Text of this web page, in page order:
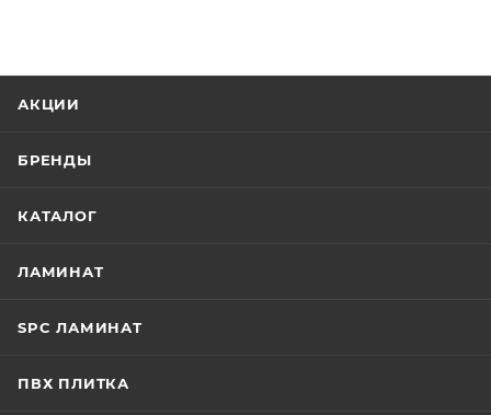
АКЦИИ
БРЕНДЫ
КАТАЛОГ
ЛАМИНАТ
SPC ЛАМИНАТ
ПВХ ПЛИТКА